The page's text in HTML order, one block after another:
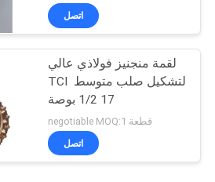
اتصل
لقمة منجنيز فولاذي عالي
TCI لتشكيل صلب متوسط ​​
17 1/2 بوصة
negotiable MOQ:1 قطعة
اتصل